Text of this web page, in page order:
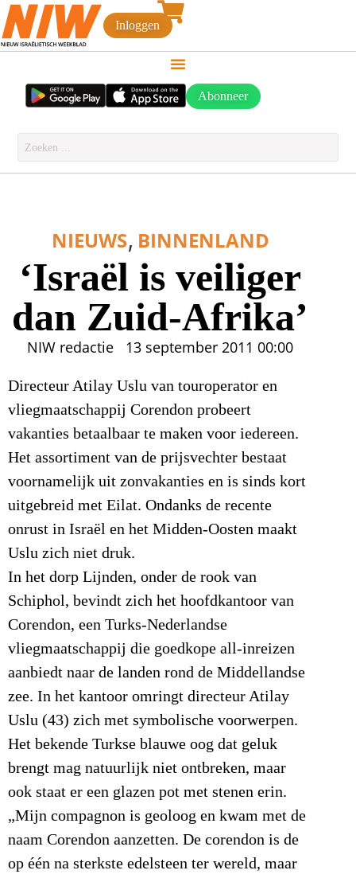
Inloggen
Abonneer
NIEUWS, BINNENLAND
‘Israël is veiliger
dan Zuid-Afrika’
NIW redactie 13 september 2011 00:00
Directeur Atilay Uslu van touroperator en
vliegmaatschappij Corendon probeert
vakanties betaalbaar te maken voor iedereen.
Het assortiment van de prijsvechter bestaat
voornamelijk uit zonvakanties en is sinds kort
uitgebreid met Eilat. Ondanks de recente
onrust in Israël en het Midden-Oosten maakt
Uslu zich niet druk.
In het dorp Lijnden, onder de rook van
Schiphol, bevindt zich het hoofdkantoor van
Corendon, een Turks-Nederlandse
vliegmaatschappij die goedkope all-inreizen
aanbiedt naar de landen rond de Middellandse
zee. In het kantoor omringt directeur Atilay
Uslu (43) zich met symbolische voorwerpen.
Het bekende Turkse blauwe oog dat geluk
brengt mag natuurlijk niet ontbreken, maar
ook staat er een glazen pot met stenen erin.
„Mijn compagnon is geoloog en kwam met de
naam Corendon aanzetten. De corendon is de
op één na sterkste edelsteen ter wereld, maar